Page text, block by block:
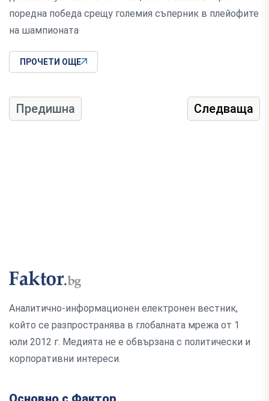
поредна победа срещу големия съперник в плейофите
на шампионата
ПРОЧЕТИ ОЩЕ
Предишна Следваща
Аналитично-информационен електронен вестник,
който се разпространява в глобалната мрежа от 1
юли 2012 г. Медията не е обвързана с политически и
корпоративни интереси.